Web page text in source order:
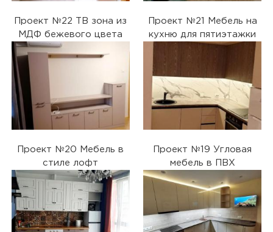
Проект №22 ТВ зона из
МДФ бежевого цвета
Проект №21 Мебель на
кухню для пятиэтажки
Проект №20 Мебель в
стиле лофт
Проект №19 Угловая
мебель в ПВХ